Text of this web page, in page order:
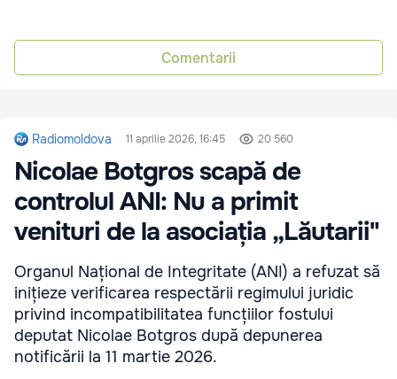
Comentarii
Radiomoldova 11 aprilie 2026, 16:45 20 560
Nicolae Botgros scapă de
controlul ANI: Nu a primit
venituri de la asociația „Lăutarii"
Organul Național de Integritate (ANI) a refuzat să
inițieze verificarea respectării regimului juridic
privind incompatibilitatea funcțiilor fostului
deputat Nicolae Botgros după depunerea
notificării la 11 martie 2026.